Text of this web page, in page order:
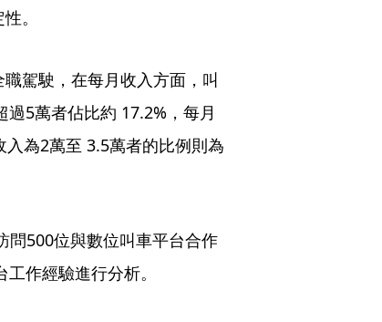
。
駕駛，在每月收入方面，叫
5萬者佔比約 17.2%，每月
為2萬至 3.5萬者的比例則為
問500位與數位叫車平台合作
作經驗進行分析。